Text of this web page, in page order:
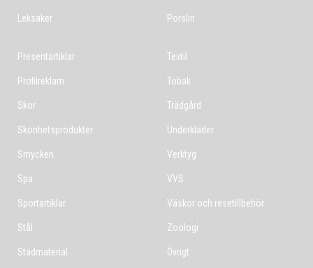
Leksaker Porslin
Presentartiklar
Profilreklam
Skor
Skönhetsprodukter
Smycken
Spa
Sportartiklar
Stål
Städmaterial
Textil
Tobak
Trädgård
Underkläder
Verktyg
VVS
Väskor och resetillbehör
Zoologi
Övrigt